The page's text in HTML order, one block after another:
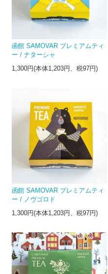
函館 SAMOVAR プレミアムティ
ー / ナターシャ
1,300円(本体1,203円、税97円)
函館 SAMOVAR プレミアムティ
ー / ノヴゴロド
1,300円(本体1,203円、税97円)